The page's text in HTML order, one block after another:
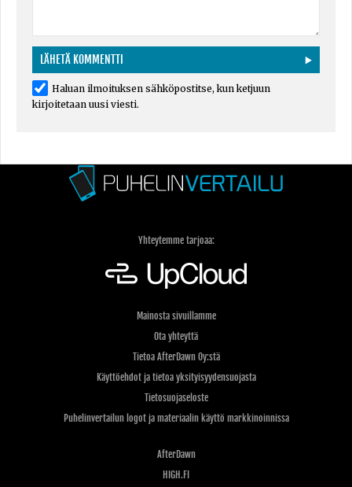
Haluan ilmoituksen sähköpostitse, kun ketjuun
kirjoitetaan uusi viesti.
Yhteytemme tarjoaa:
Mainosta sivuillamme
Ota yhteyttä
Tietoa AfterDawn Oy:stä
Käyttöehdot ja tietoa yksityisyydensuojasta
Tietosuojaseloste
Puhelinvertailun logot ja materiaalin käyttö markkinoinnissa
AfterDawn
HIGH.FI